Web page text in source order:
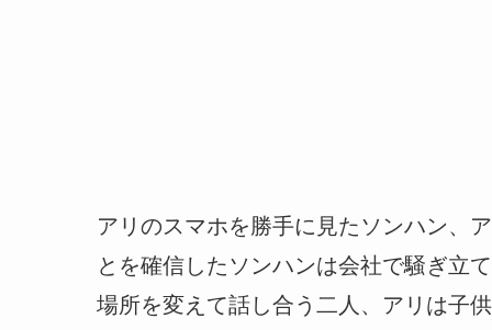
アリのスマホを勝手に見たソンハン、
とを確信したソンハンは会社で騒ぎ立
場所を変えて話し合う二人、アリは子